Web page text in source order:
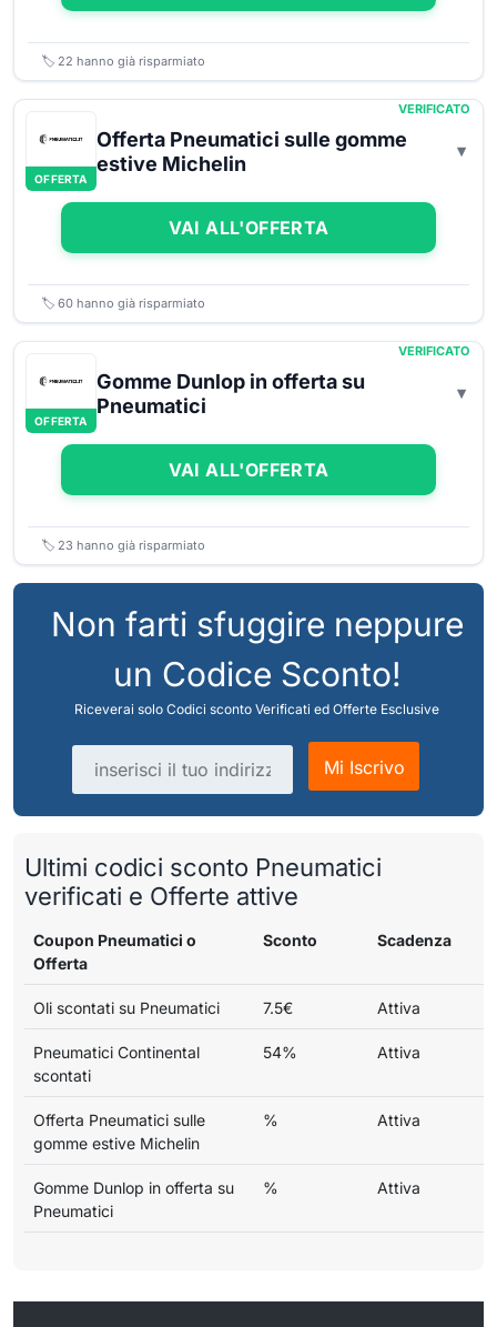
🏷️ 22 hanno già risparmiato
OFFERTA
VERIFICATO
Offerta Pneumatici sulle gomme
estive Michelin
VAI ALL'OFFERTA
🏷️ 60 hanno già risparmiato
OFFERTA
VERIFICATO
Gomme Dunlop in offerta su
Pneumatici
VAI ALL'OFFERTA
🏷️ 23 hanno già risparmiato
Non farti sfuggire neppure
un Codice Sconto!
Riceverai solo Codici sconto Verificati ed Offerte Esclusive
Indirizzo email
Mi Iscrivo
Ultimi codici sconto Pneumatici
verificati e Offerte attive
Coupon Pneumatici o
Offerta
Sconto Scadenza
Oli scontati su Pneumatici 7.5€ Attiva
Pneumatici Continental
scontati
54% Attiva
Offerta Pneumatici sulle
gomme estive Michelin
% Attiva
Gomme Dunlop in offerta su
Pneumatici
% Attiva